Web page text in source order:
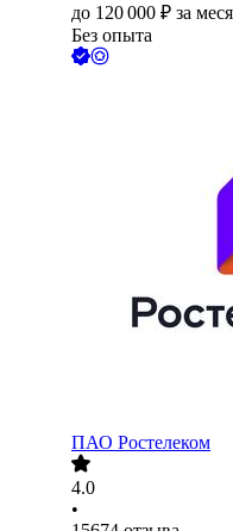
до 120 000 ₽ за
Без опыта
ПАО Ростелеком
4.0
•